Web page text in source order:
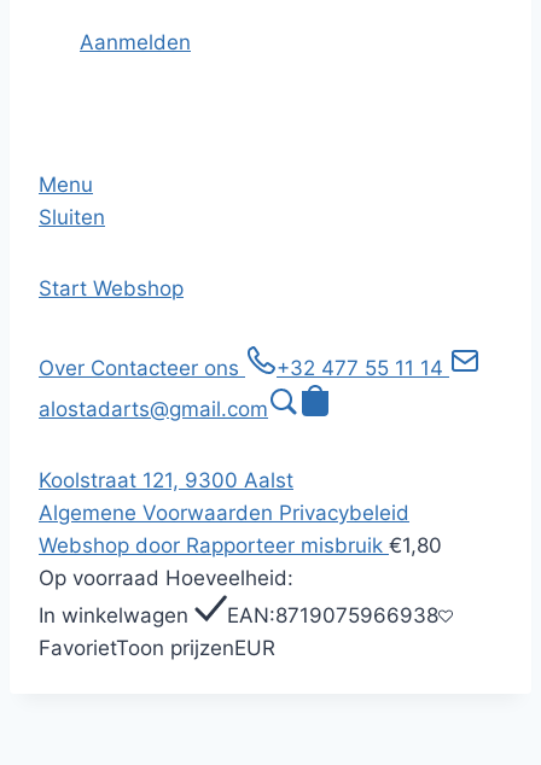
Aanmelden
Menu
Sluiten
Start Webshop
Over Contacteer ons
+32 477 55 11 14
alostadarts@gmail.com
Koolstraat 121, 9300 Aalst
Algemene Voorwaarden Privacybeleid
Webshop door Rapporteer misbruik €1,80
Op voorraad Hoeveelheid:
In winkelwagen
EAN:8719075966938
FavorietToon prijzenEUR